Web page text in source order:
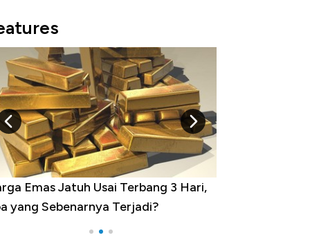
China Menggila, Jadi Sumber
100 Negara